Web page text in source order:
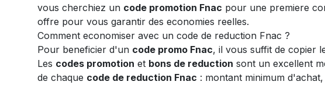
vous cherchiez un code promotion Fnac pour une premiere
offre pour vous garantir des economies reelles.
Comment economiser avec un code de reduction Fnac ?
Pour beneficier d'un code promo Fnac, il vous suffit de copier
Les codes promotion et bons de reduction sont un excellent
de chaque code de reduction Fnac : montant minimum